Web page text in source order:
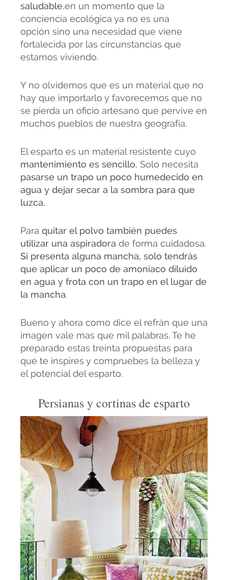
saludable,en un momento que la
conciencia ecológica ya no es una
opción sino una necesidad que viene
fortalecida por las circunstancias que
estamos viviendo.
Y no olvidemos que es un material que no
hay que importarlo y favorecemos que no
se pierda un oficio artesano que pervive en
muchos pueblos de nuestra geografía.
El esparto es un material resistente cuyo
mantenimiento es sencillo. Solo necesita
pasarse un trapo un poco humedecido en
agua y dejar secar a la sombra para que
luzca.
Para quitar el polvo también puedes
utilizar una aspiradora de forma cuidadosa.
Si presenta alguna mancha, solo tendrás
que aplicar un poco de amoniaco diluido
en agua y frota con un trapo en el lugar de
la mancha.
Bueno y ahora como dice el refrán que una
imagen vale mas que mil palabras. Te he
preparado estas treinta propuestas para
que te inspires y compruebes la belleza y
el potencial del esparto.
Persianas y cortinas de esparto